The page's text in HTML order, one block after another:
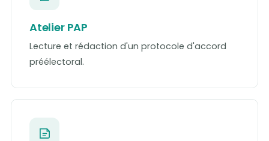
Atelier PAP
Lecture et rédaction d'un protocole d'accord
préélectoral.